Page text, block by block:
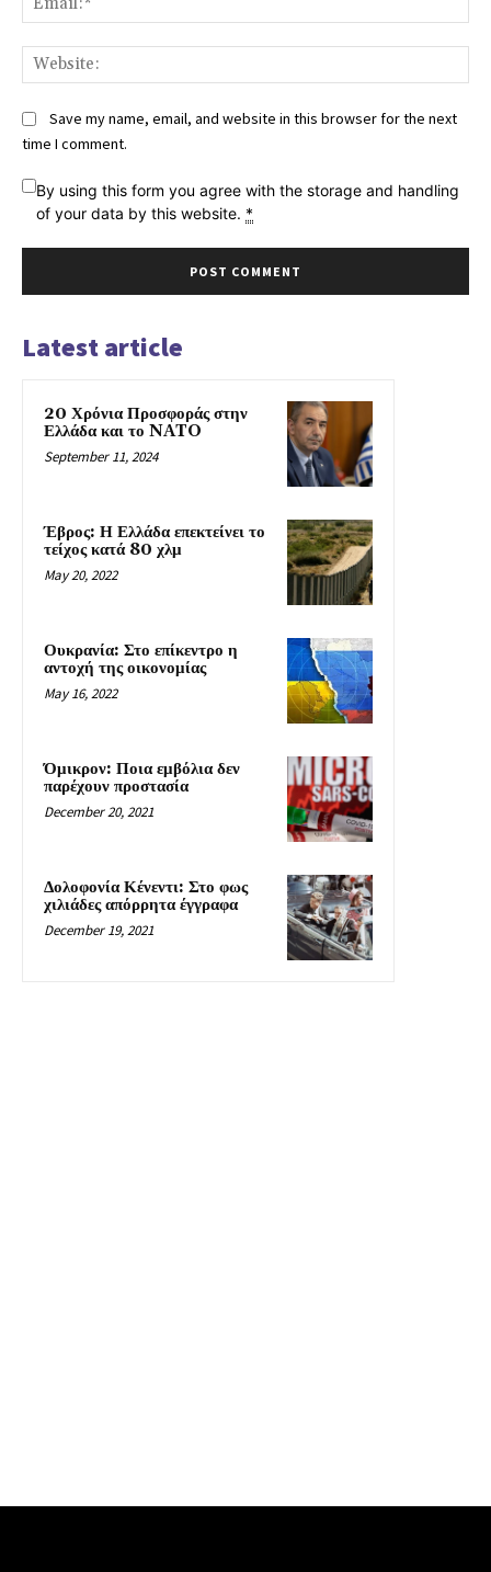
Save my name, email, and website in this browser for the next
time I comment.
By using this form you agree with the storage and handling
of your data by this website. *
Latest article
20 Χρόνια Προσφοράς στην
Ελλάδα και το NATO
September 11, 2024
Έβρος: Η Ελλάδα επεκτείνει το
τείχος κατά 80 χλμ
May 20, 2022
Ουκρανία: Στο επίκεντρο η
αντοχή της οικονομίας
May 16, 2022
Όμικρον: Ποια εμβόλια δεν
παρέχουν προστασία
December 20, 2021
Δολοφονία Κένεντι: Στο φως
χιλιάδες απόρρητα έγγραφα
December 19, 2021